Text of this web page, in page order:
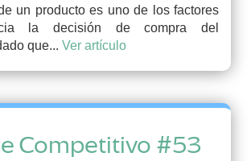
un producto es uno de los factores
la decisión de compra del
que... Ver artículo
Competitivo #53